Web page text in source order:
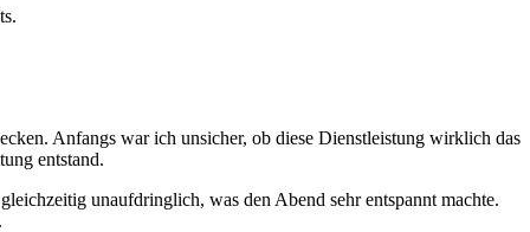
Anfangs war ich unsicher, ob diese Dienstleistung wirklich das
entstand.
unaufdringlich, was den Abend sehr entspannt machte.